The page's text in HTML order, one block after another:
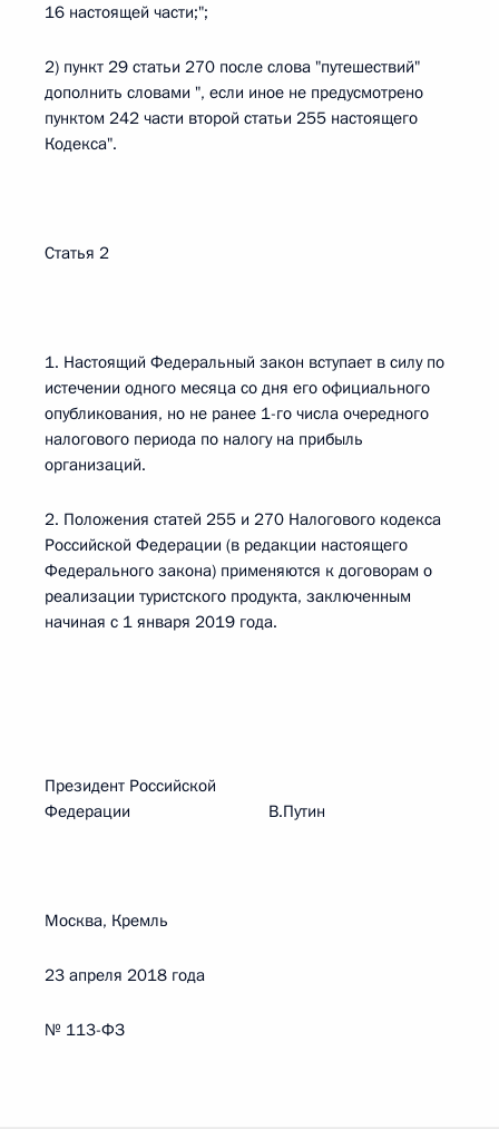
16 настоящей части;";
2) пункт 29 статьи 270 после слова "путешествий"
дополнить словами ", если иное не предусмотрено
пунктом 242 части второй статьи 255 настоящего
Кодекса".
Статья 2
1. Настоящий Федеральный закон вступает в силу по
истечении одного месяца со дня его официального
опубликования, но не ранее 1-го числа очередного
налогового периода по налогу на прибыль
организаций.
2. Положения статей 255 и 270 Налогового кодекса
Российской Федерации (в редакции настоящего
Федерального закона) применяются к договорам о
реализации туристского продукта, заключенным
начиная с 1 января 2019 года.
Президент Российской
Федерации В.Путин
Москва, Кремль
23 апреля 2018 года
№ 113-ФЗ